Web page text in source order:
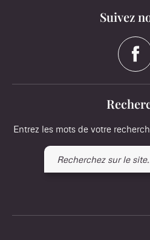
Suivez
Entrez les mots de votre
Recherchez